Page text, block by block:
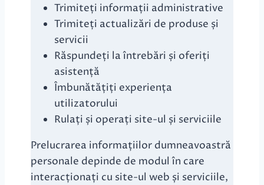
Trimiteți informații administrative
Trimiteți actualizări de produse și
servicii
Răspundeți la întrebări și oferiți
asistență
Îmbunătățiți experiența
utilizatorului
Rulați și operați site-ul și serviciile
Prelucrarea informațiilor dumneavoastră
personale depinde de modul în care
interacționați cu site-ul web și serviciile,